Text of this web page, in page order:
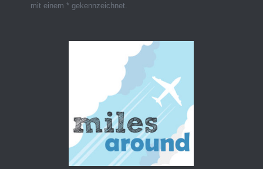
mit einem * gekennzeichnet.